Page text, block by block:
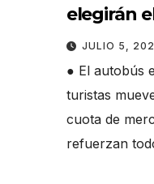
elegirán
JULIO 5,
● El autobús
turistas
cuota de
refuerzan